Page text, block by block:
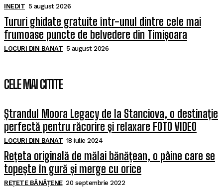
INEDIT 5 august 2026
Tururi ghidate gratuite într-unul dintre cele mai
frumoase puncte de belvedere din Timișoara
LOCURI DIN BANAT 5 august 2026
CELE MAI CITITE
Ștrandul Moora Legacy de la Stanciova, o destinație
perfectă pentru răcorire și relaxare FOTO VIDEO
LOCURI DIN BANAT 18 iulie 2024
Rețeta originală de mălai bănățean, o pâine care se
topește în gură și merge cu orice
REȚETE BĂNĂȚENE 20 septembrie 2022